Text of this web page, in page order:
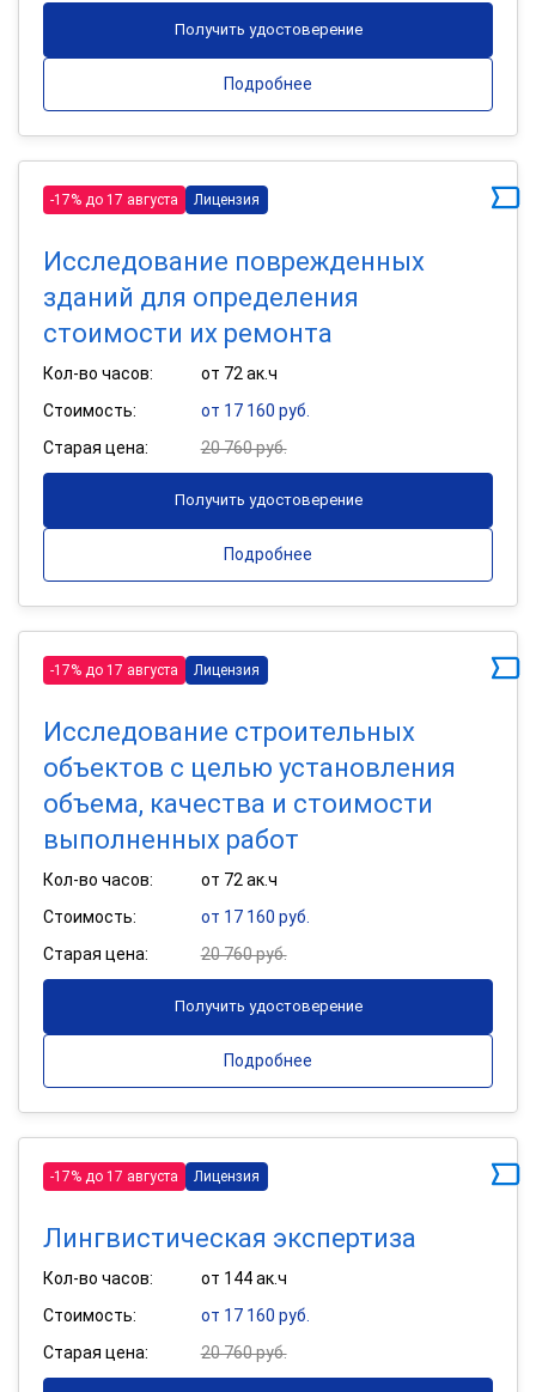
Получить удостоверение
Подробнее
-17% до 17 августа Лицензия
Исследование поврежденных
зданий для определения
стоимости их ремонта
Кол-во часов:
от 72 ак.ч
Стоимость:
от 17 160 руб.
Старая цена:
20 760 руб.
Получить удостоверение
Подробнее
-17% до 17 августа Лицензия
Исследование строительных
объектов с целью установления
объема, качества и стоимости
выполненных работ
Кол-во часов:
от 72 ак.ч
Стоимость:
от 17 160 руб.
Старая цена:
20 760 руб.
Получить удостоверение
Подробнее
-17% до 17 августа Лицензия
Лингвистическая экспертиза
Кол-во часов:
от 144 ак.ч
Стоимость:
от 17 160 руб.
Старая цена:
20 760 руб.